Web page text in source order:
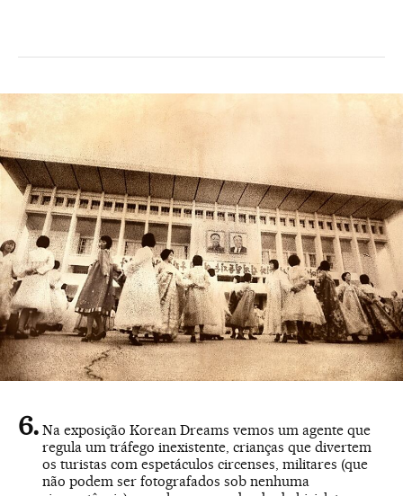
Na exposição Korean Dreams vemos um agente que
regula um tráfego inexistente, crianças que divertem
os turistas com espetáculos circenses, militares (que
não podem ser fotografados sob nenhuma